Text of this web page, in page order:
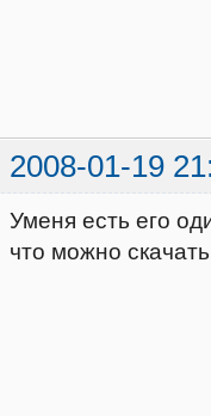
2008-01-19
Уменя есть его
что можно